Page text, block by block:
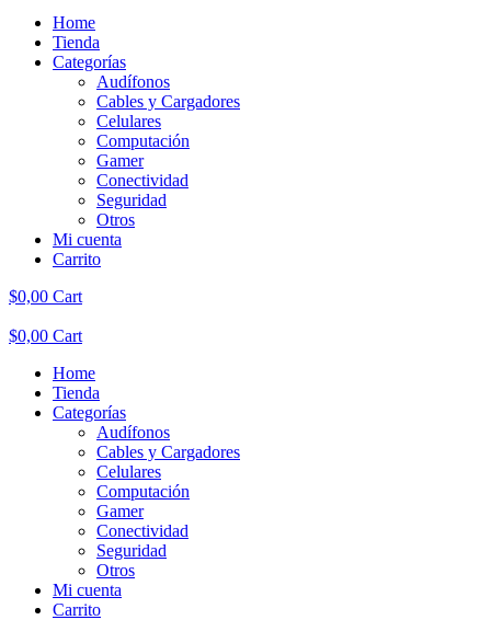
Home
Tienda
Categorías
Audífonos
Cables y Cargadores
Celulares
Computación
Gamer
Conectividad
Seguridad
Otros
Mi cuenta
Carrito
$0,00 Cart
$0,00 Cart
Home
Tienda
Categorías
Audífonos
Cables y Cargadores
Celulares
Computación
Gamer
Conectividad
Seguridad
Otros
Mi cuenta
Carrito